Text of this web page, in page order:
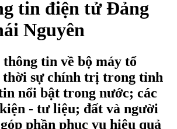
tin điện tử Đảng
Nguyên
thông tin về bộ máy tổ
sự chính trị trong tỉnh
nổi bật trong nước; các
- tư liệu; đất và người
phần phục vụ hiệu quả